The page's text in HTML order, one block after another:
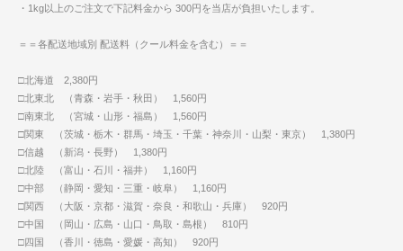
・1kg以上のご注文で下記料金から 300円を当店が負担いたします。
＝＝各配送地域別 配送料（クール料金を含む）＝＝
□北海道 2,380円
□北東北 （青森・岩手・秋田） 1,560円
□南東北 （宮城・山形・福島） 1,560円
□関東 （茨城・栃木・群馬・埼玉・千葉・神奈川・山梨・東京） 1,380円
□信越 （新潟・長野） 1,380円
□北陸 （富山・石川・福井） 1,160円
□中部 （静岡・愛知・三重・岐阜） 1,160円
□関西 （大阪・京都・滋賀・奈良・和歌山・兵庫） 920円
□中国 （岡山・広島・山口・鳥取・島根） 810円
□四国 （香川・徳島・愛媛・高知） 920円